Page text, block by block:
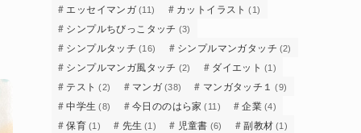
エッセイマンガ (11) カットイラスト (1)
シンプルちびっこタッチ (3)
シンプルタッチ (16) シンプルマンガタッチ (2)
シンプルマンガ風タッチ (2) ダイエット (1)
テスト (2) マンガ (38) マンガタッチ１ (9)
中学生 (8) 今日ののはら家 (11) 企業 (4)
保育 (1) 先生 (1) 児童書 (6) 副教材 (1)